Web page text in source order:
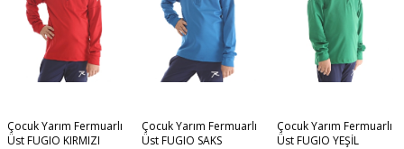
Çocuk Yarım Fermuarlı
Üst FUGIO KIRMIZI
Çocuk Yarım Fermuarlı
Üst FUGIO SAKS
Çocuk Yarım Fermuarlı
Üst FUGIO YEŞİL